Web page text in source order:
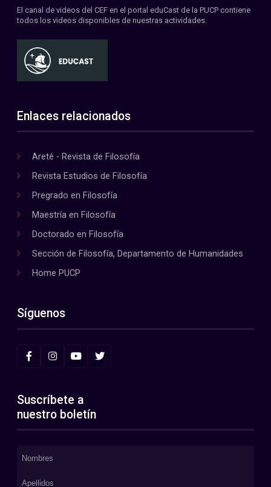
El canal de videos del CEF en el portal eduCast de la PUCP contiene
todos los videos disponibles de nuestras actividades.
Enlaces relacionados
Areté - Revista de Filosofía
Revista Estudios de Filosofía
Pregrado en Filosofía
Maestría en Filosofía
Doctorado en Filosofía
Sección de Filosofía, Departamento de Humanidades
Home PUCP
Síguenos
Suscríbete a
nuestro boletín